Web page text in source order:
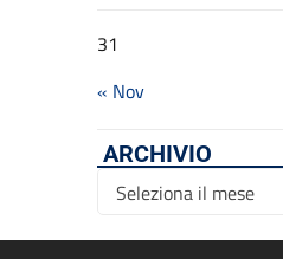
31
« Nov
ARCHIVIO
Archivio
Seleziona il mese